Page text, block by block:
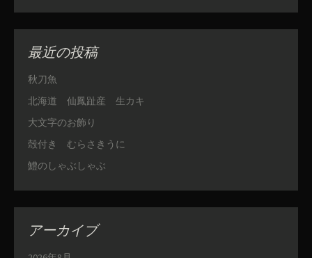
最近の投稿
秋刀魚
北海道 仙鳳趾産 生カキ
大文字のお飾り
殻付き むらさきうに
鱧のしゃぶしゃぶ
アーカイブ